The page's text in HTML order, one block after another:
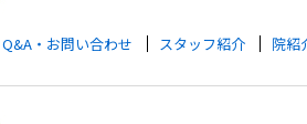
Q&A・お問い合わせ スタッフ紹介 院紹